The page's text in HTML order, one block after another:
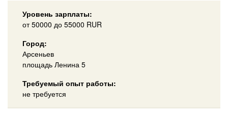
Уровень зарплаты:
от50000 до 55000 RUR
Город:
Арсеньев
площадь Ленина 5
Требуемый опыт работы:
не требуется